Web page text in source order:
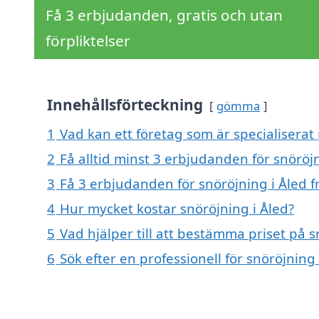
Få 3 erbjudanden, gratis och utan
förpliktelser
Innehållsförteckning gömma
1 Vad kan ett företag som är
2 Få alltid minst 3 erbjudanden för
3 Få 3 erbjudanden för snöröjning i Åled
4 Hur mycket kostar snöröjning i Åled?
5 Vad hjälper till att bestämma priset på
6 Sök efter en professionell för